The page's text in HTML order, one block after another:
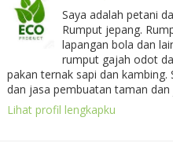
Saya adalah petani
Rumput jepang.
lapangan bola dan
rumput gajah odot
pakan ternak sapi dan
dan jasa pembuatan taman
Lihat profil lengkapku